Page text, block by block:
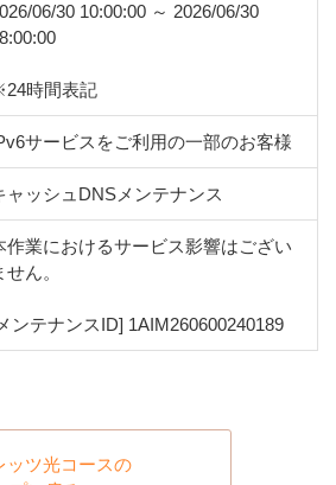
06/30 10:00:00 ～ 2026/06/30
時間表記
サービスをご利用の一部のお客様
ャッシュDNSメンテナンス
作業におけるサービス影響はござい
せん。
ンテナンスID] 1AIM260600240189
ッツ光コースの